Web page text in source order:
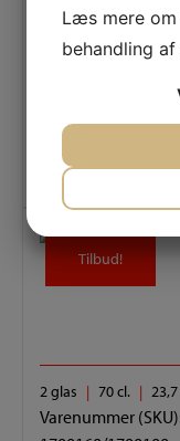
1.675,00 DKK
Tilføj til kurv
Tilbud!
2 glas 70 cl.
Varenummer
Læs mere
behandling